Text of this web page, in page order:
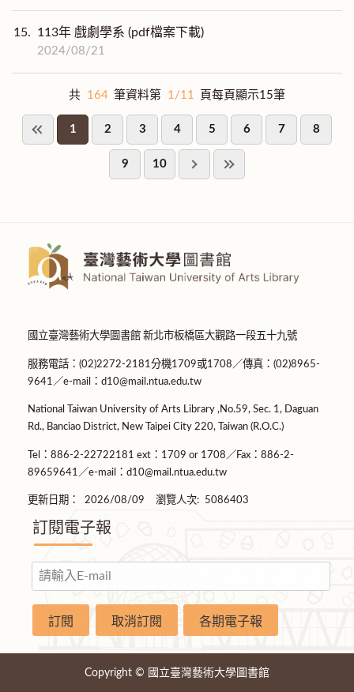
15. 113年 戲劇學系 (pdf檔案下載)
2024/08/21
共 164 筆資料第 1/11 頁每頁顯示15筆
1 2 3 4 5 6 7 8
9 10
國立臺灣藝術大學圖書館 新北市板橋區大觀路一段五十九號
服務電話：(02)2272-2181分機1709或1708／傳真：(02)8965-
9641／e-mail：d10@mail.ntua.edu.tw
National Taiwan University of Arts Library ,No.59, Sec. 1, Daguan
Rd., Banciao District, New Taipei City 220, Taiwan (R.O.C.)
Tel：886-2-22722181 ext：1709 or 1708／Fax：886-2-
89659641／e-mail：d10@mail.ntua.edu.tw
更新日期： 2026/08/09 瀏覽人次: 5086403
訂閱電子報
Copyright © 國立臺灣藝術大學圖書館